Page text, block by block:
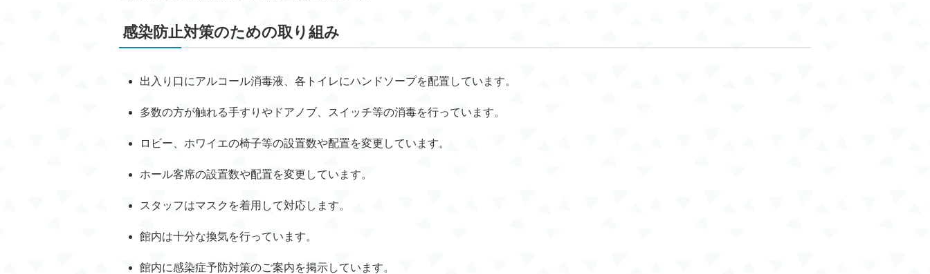
感染防止対策のための取り組み
出入り口にアルコール消毒液、各トイレにハンドソープを配置しています。
多数の方が触れる手すりやドアノブ、スイッチ等の消毒を行っています。
ロビー、ホワイエの椅子等の設置数や配置を変更しています。
ホール客席の設置数や配置を変更しています。
スタッフはマスクを着用して対応します。
館内は十分な換気を行っています。
館内に感染症予防対策のご案内を掲示しています。